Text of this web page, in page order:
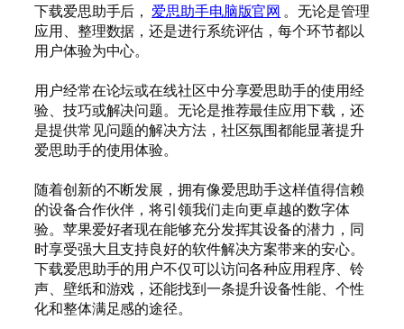
下载爱思助手后，爱思助手电脑版官网 。无论是管理
应用、整理数据，还是进行系统评估，每个环节都以
用户体验为中心。
用户经常在论坛或在线社区中分享爱思助手的使用经
验、技巧或解决问题。无论是推荐最佳应用下载，还
是提供常见问题的解决方法，社区氛围都能显著提升
爱思助手的使用体验。
随着创新的不断发展，拥有像爱思助手这样值得信赖
的设备合作伙伴，将引领我们走向更卓越的数字体
验。苹果爱好者现在能够充分发挥其设备的潜力，同
时享受强大且支持良好的软件解决方案带来的安心。
下载爱思助手的用户不仅可以访问各种应用程序、铃
声、壁纸和游戏，还能找到一条提升设备性能、个性
化和整体满足感的途径。